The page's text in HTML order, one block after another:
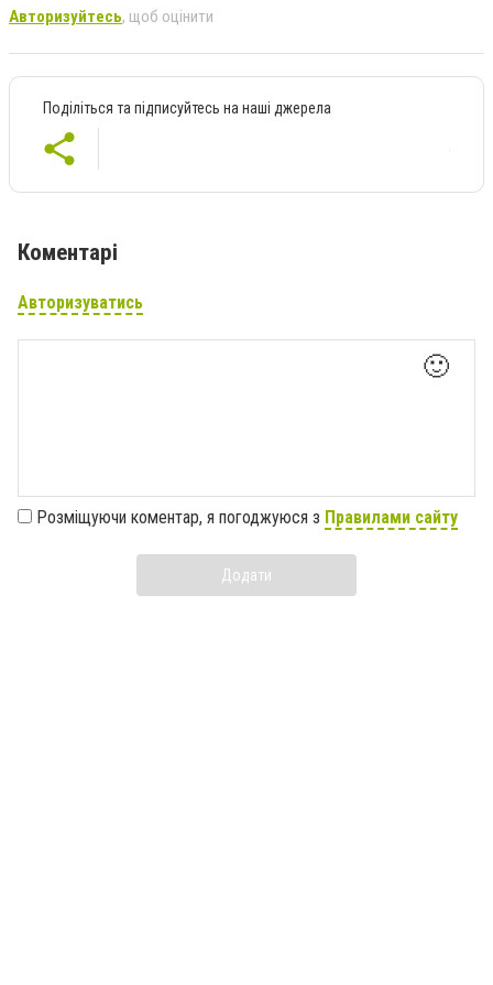
Авторизуйтесь, щоб оцінити
Поділіться та підписуйтесь на наші джерела
Коментарі
Авторизуватись
🙂
Розміщуючи коментар, я погоджуюся з Правилами сайту
Додати